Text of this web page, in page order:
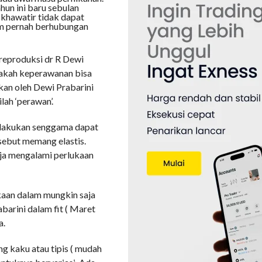
ini baru sebulan
khawatir tidak dapat
pernah berhubungan
dr R Dewi
keperawanan bisa
oleh Dewi Prabarini
‘perawan’.
senggama dapat
memang elastis.
mengalami perlukaan
dalam mungkin saja
dalam fit ( Maret
kaku atau tipis ( mudah